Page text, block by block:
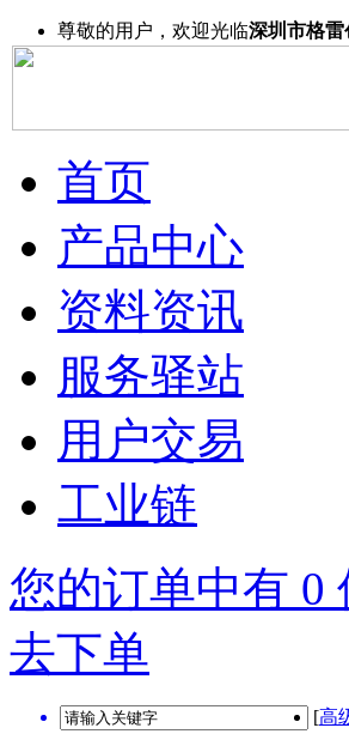
尊敬的用户，欢迎光临深圳市格雷
首页
产品中心
资料资讯
服务驿站
用户交易
工业链
您的订单中有 0
去下单
[高